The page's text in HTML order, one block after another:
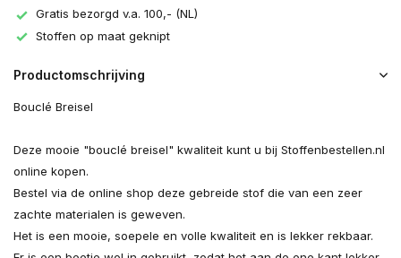
Gratis bezorgd v.a. 100,- (NL)
Stoffen op maat geknipt
Productomschrijving
Bouclé Breisel
Deze mooie "bouclé breisel" kwaliteit kunt u bij Stoffenbestellen.nl
online kopen.
Bestel via de online shop deze gebreide stof die van een zeer
zachte materialen is geweven.
Het is een mooie, soepele en volle kwaliteit en is lekker rekbaar.